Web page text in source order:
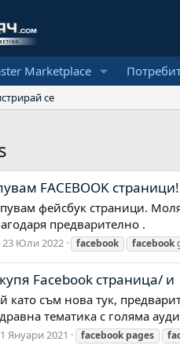
Marketplace
се
FACEBOOK страници!
фейсбук страници.
предварително .
23 Юли 2022 facebook facebook
Facebook страница/ и
като съм нова тук,
тематика с голяма
Януари 2021 facebook pages